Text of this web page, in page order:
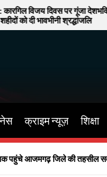
का
क्राइम न्यूज़ शिक्षा
पहुंचे आजमगढ़ जिले की तहसील